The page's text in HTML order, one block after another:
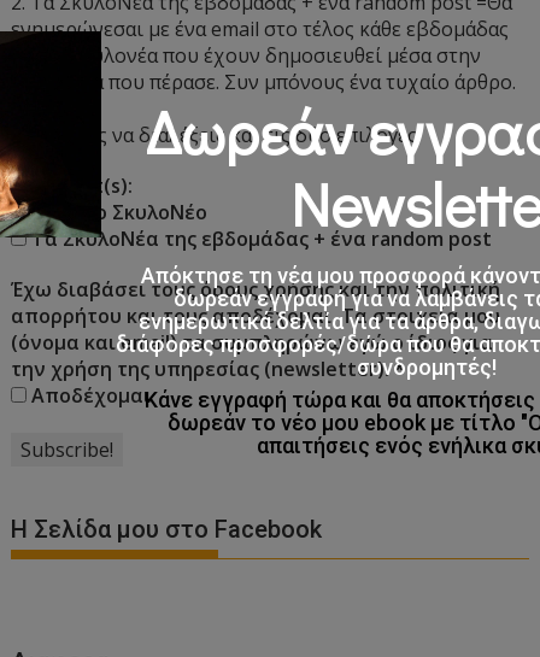
ενημερώνεσαι με ένα email στο τέλος κάθε εβδομάδας
για τα σκυλονέα που έχουν δημοσιευθεί μέσα στην
εβδομάδα που πέρασε. Συν μπόνους ένα τυχαίο άρθρο.
* Μπορείς να διαλέξεις και τις δύο επιλογές.
Select list(s):
Φρέσκο ΣκυλοΝέο
Τα ΣκυλοΝέα της εβδομάδας + ένα random post
Έχω διαβάσει τους όρους χρήσης και την πολιτική
απορρήτου και τους αποδέχομαι. Τα στοιχεία μου
(όνομα και email) τα συμπληρώνω εγώ ο ίδιος για
την χρήση της υπηρεσίας (newsletter).*
Αποδέχομαι
Η Σελίδα μου στο Facebook
Δωρεάν
Απόκτησε τη νέα μου προσφορά
δωρεάν εγγραφή για να λαμβάνεις
ενημερωτικά δελτία για τα άρθρα,
διάφορες προσφορές/δώρα που θα
συνδρομητές!
Κάνε εγγραφή τώρα και θα
δωρεάν το νέο μου ebook με τίτλο
απαιτήσεις ενός ενήλικα